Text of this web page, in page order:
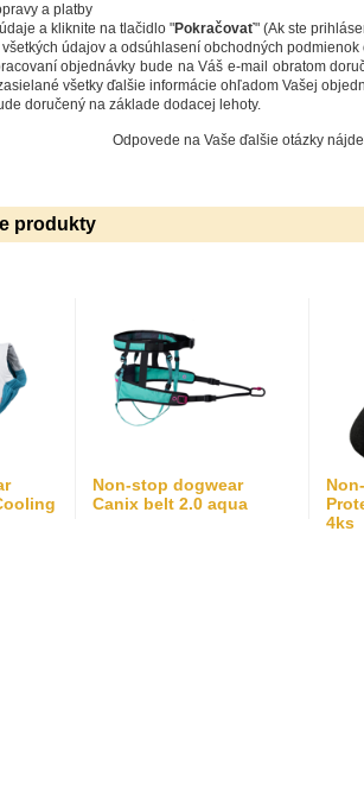
a platby
a kliknite na tlačidlo "Pokračovať" (Ak ste
údajov a odsúhlasení obchodných
objednávky bude na Váš e-mail obratom
všetky ďalšie informácie ohľadom Vašej
doručený na základe dodacej lehoty.
Odpovede na Vaše ďalšie otázky
produkty
Non-stop dogwear
Canix belt 2.0 aqua
4ks